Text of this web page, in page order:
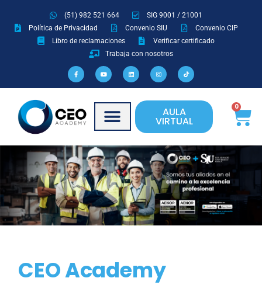
contenido
(51) 982 521 664
SIG 9001 / 21001
Política de Privacidad
Convenio SIU
Convenio CIP
Libro de reclamaciones
Verificar certificado
Trabaja con nosotros
F
a
c
k
-
f
Y
o
e
L
i
i
I
n
m
T
i
AULA
VIRTUAL
0
CEO Academy